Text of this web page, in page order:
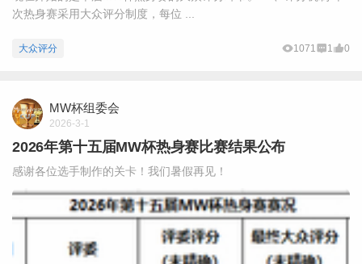
次热身赛采用大众评分制度，每位 ...
大众评分 1071 1 0
MW杯组委会
2026-3-1
2026年第十五届MW杯热身赛比赛结果公布
感谢各位选手制作的关卡！我们暑假再见！